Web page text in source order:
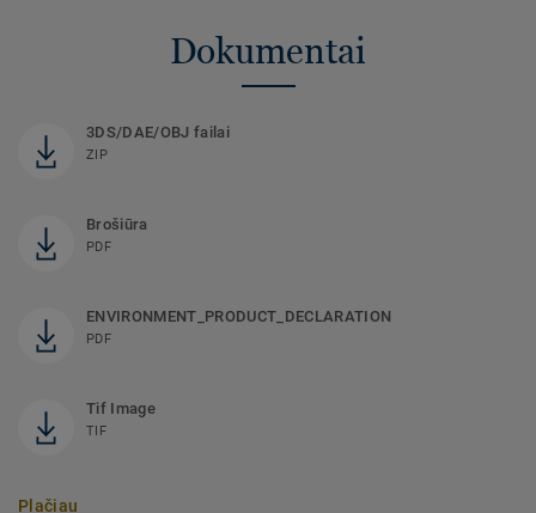
Dokumentai
3DS/DAE/OBJ failai
ZIP
Brošiūra
PDF
ENVIRONMENT_PRODUCT_DECLARATION
PDF
Tif Image
TIF
Plačiau